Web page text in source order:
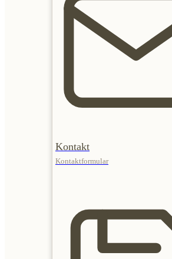
Kontakt
Kontaktformular